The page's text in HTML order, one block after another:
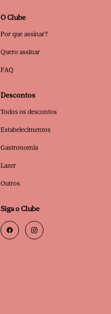
O Clube
Por que assinar?
Quero assinar
FAQ
Descontos
Todos os descontos
Estabelecimentos
Gastronomia
Lazer
Outros
Siga o Clube